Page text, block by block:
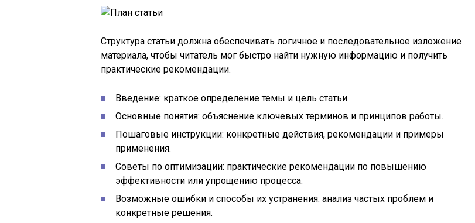
Структура статьи должна обеспечивать логичное и последовательное изложение
материала, чтобы читатель мог быстро найти нужную информацию и получить
практические рекомендации.
Введение: краткое определение темы и цель статьи.
Основные понятия: объяснение ключевых терминов и принципов работы.
Пошаговые инструкции: конкретные действия, рекомендации и примеры
применения.
Советы по оптимизации: практические рекомендации по повышению
эффективности или упрощению процесса.
Возможные ошибки и способы их устранения: анализ частых проблем и
конкретные решения.